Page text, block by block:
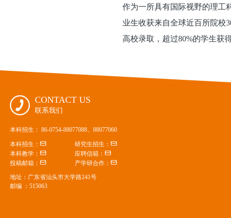
作为一所具有国际视野的理工
业生收获来自全球近百所院校
高校录取，超过80%的学生获
 CONTACT US
联系我们
本科招生： 86-0754-88077088、88077060
本科招生：  研究生招生： 
本科教学：  应聘信箱： 
投稿邮箱：  产学研合作： 
地址：广东省汕头市大学路241号
邮编 ：515063